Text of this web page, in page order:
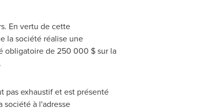
En vertu de cette
la société réalise une
obligatoire de 250 000 $ sur la
pas exhaustif et est présenté
société à l'adresse